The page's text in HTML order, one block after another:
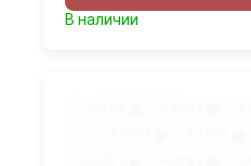
В наличии